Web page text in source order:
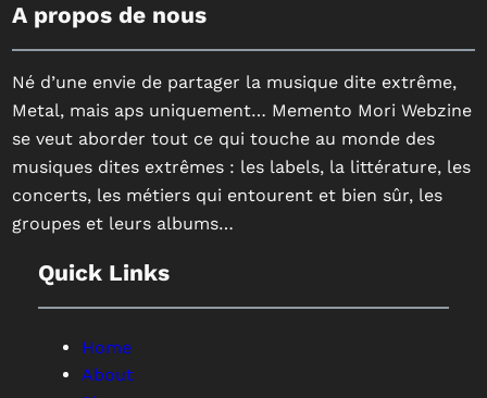
A propos de nous
Né d’une envie de partager la musique dite extrême,
Metal, mais aps uniquement… Memento Mori Webzine
se veut aborder tout ce qui touche au monde des
musiques dites extrêmes : les labels, la littérature, les
concerts, les métiers qui entourent et bien sûr, les
groupes et leurs albums…
Quick Links
Home
About